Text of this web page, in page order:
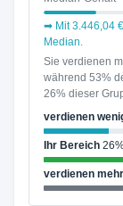
➡ Mit 3.446,04
Median.
Sie verdienen
während 53%
26% dieser
verdienen
Ihr Bereich
verdienen mehr